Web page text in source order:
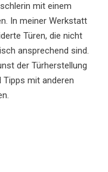
mit einem
In meiner Werkstatt
Türen, die nicht
ansprechend sind.
der Türherstellung
Tipps mit anderen